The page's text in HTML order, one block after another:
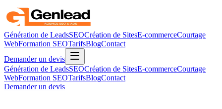
Génération de LeadsSEOCréation de SitesE-commerceCourtage
WebFormation SEOTarifsBlogContact
Demander un devis
Génération de LeadsSEOCréation de SitesE-commerceCourtage
WebFormation SEOTarifsBlogContact
Demander un devis